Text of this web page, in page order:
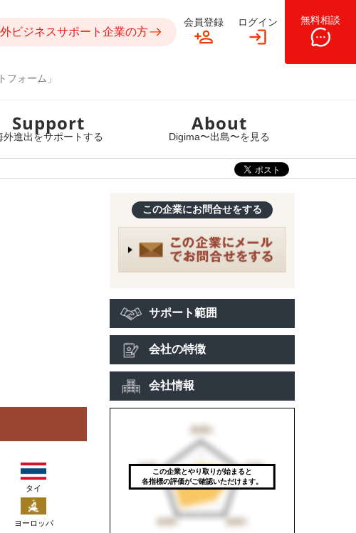
ォーム」
ビジネスサポート企業の方
会員登録 ログイン 無料相談
Support
外進出をサポートする
About
Digima〜出島〜を見る
タイ
ヨーロッパ
この企業にお問合せをする
サポート範囲
会社の特徴
会社情報
この企業とやり取りが始まると
各指標の評価がご確認いただけます。